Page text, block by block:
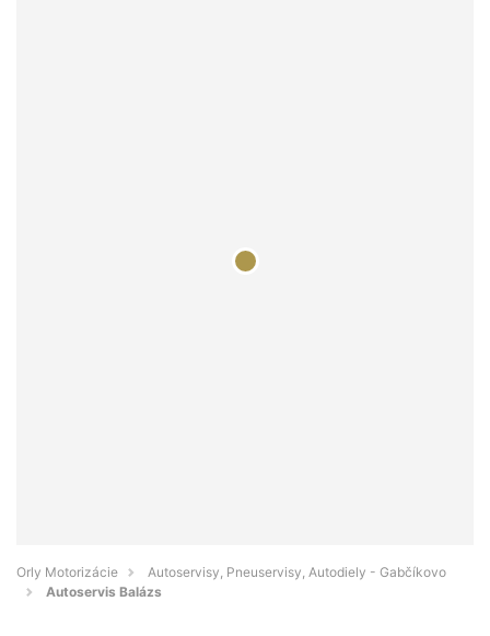
Orly Motorizácie
Autoservisy, Pneuservisy, Autodiely - Gabčíkovo
Autoservis Balázs